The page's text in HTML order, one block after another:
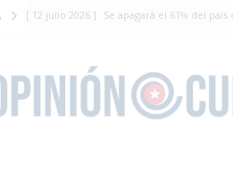
[ 12 julio 2026 ] Se apagará el 61% del
DERECHOS HUMANOS
[ 24 julio 2026 ] “Que se vayan ellos”: